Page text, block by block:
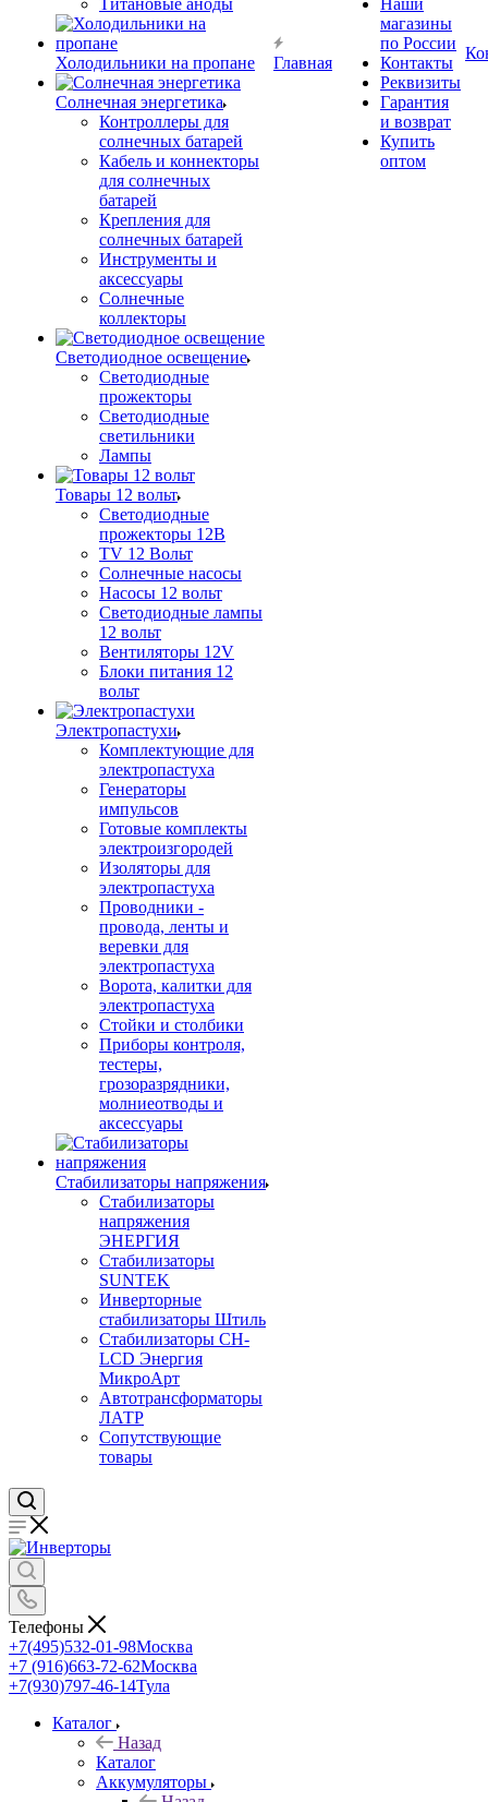
Титановые аноды
Холодильники на пропане
Солнечная энергетика
Контроллеры для
солнечных батарей
Кабель и коннекторы
для солнечных
батарей
Крепления для
солнечных батарей
Инструменты и
аксессуары
Солнечные
коллекторы
Светодиодное освещение
Светодиодные
прожекторы
Светодиодные
светильники
Лампы
Товары 12 вольт
Светодиодные
прожекторы 12В
TV 12 Вольт
Солнечные насосы
Насосы 12 вольт
Светодиодные лампы
12 вольт
Вентиляторы 12V
Блоки питания 12
вольт
Электропастухи
Комплектующие для
электропастуха
Генераторы
импульсов
Готовые комплекты
электроизгородей
Изоляторы для
электропастуха
Проводники -
провода, ленты и
веревки для
электропастуха
Ворота, калитки для
электропастуха
Стойки и столбики
Приборы контроля,
тестеры,
грозоразрядники,
молниеотводы и
аксессуары
Стабилизаторы напряжения
Стабилизаторы
напряжения
ЭНЕРГИЯ
Стабилизаторы
SUNTEK
Инверторные
стабилизаторы Штиль
Стабилизаторы СН-
LCD Энepгия
МикроАрт
Автотрансформаторы
ЛАТР
Сопутствующие
товары
Главная
Наши
магазины
по России
Контакты
Реквизиты
Гарантия
и возврат
Купить
оптом
Телефоны
+7(495)532-01-98Москва
+7 (916)663-72-62Москва
+7(930)797-46-14Тула
Каталог
Назад
Каталог
Аккумуляторы